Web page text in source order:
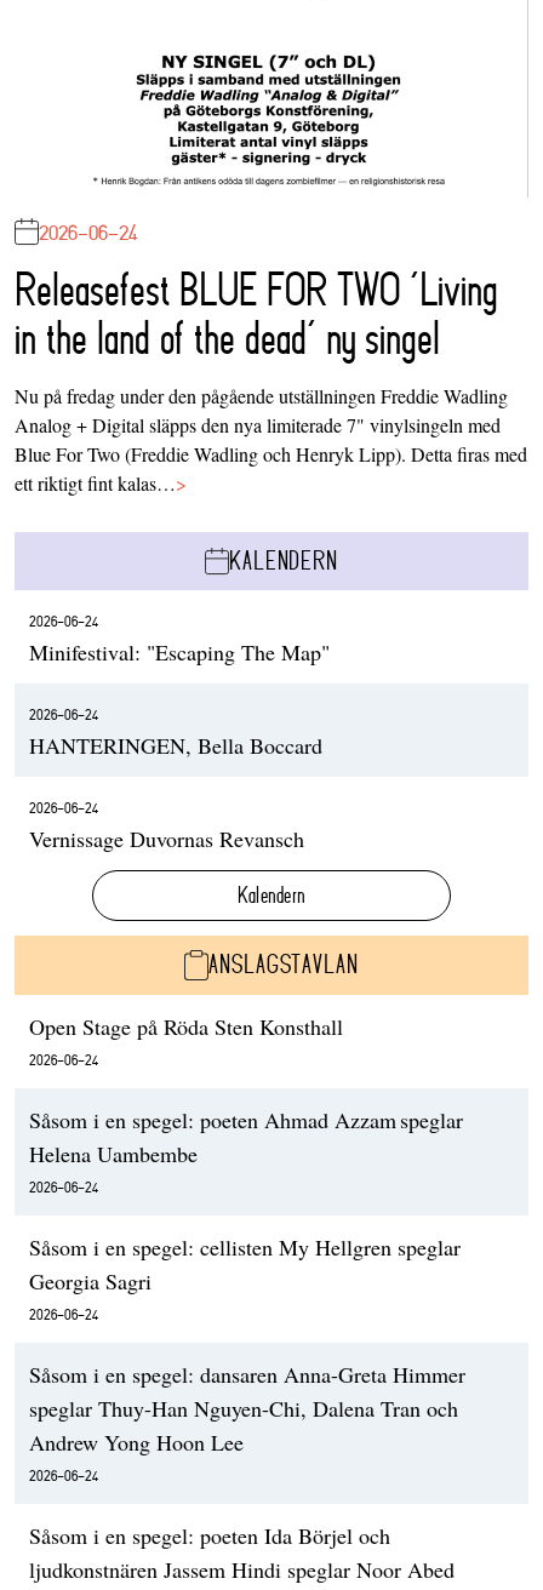
2026-06-24
Releasefest BLUE FOR TWO ‘Living
in the land of the dead’ ny singel
Nu på fredag under den pågående utställningen Freddie Wadling
Analog + Digital släpps den nya limiterade 7" vinylsingeln med
Blue For Two (Freddie Wadling och Henryk Lipp). Detta firas med
ett riktigt fint kalas…>
KALENDERN
2026-06-24
Minifestival: "Escaping The Map"
2026-06-24
HANTERINGEN, Bella Boccard
2026-06-24
Vernissage Duvornas Revansch
Kalendern
ANSLAGSTAVLAN
Open Stage på Röda Sten Konsthall
2026-06-24
Såsom i en spegel: poeten Ahmad Azzam speglar
Helena Uambembe
2026-06-24
Såsom i en spegel: cellisten My Hellgren speglar
Georgia Sagri
2026-06-24
Såsom i en spegel: dansaren Anna-Greta Himmer
speglar Thuy-Han Nguyen-Chi, Dalena Tran och
Andrew Yong Hoon Lee
2026-06-24
Såsom i en spegel: poeten Ida Börjel och
ljudkonstnären Jassem Hindi speglar Noor Abed